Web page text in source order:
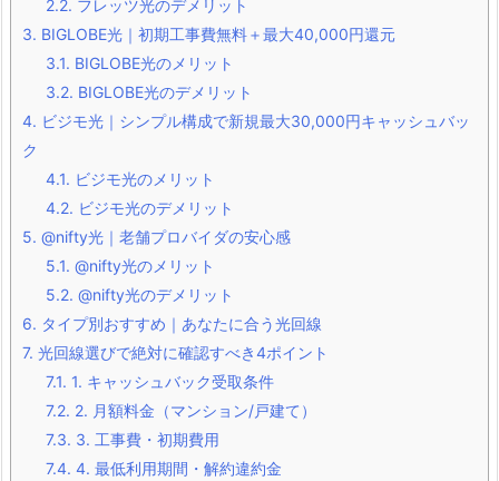
2.2. フレッツ光のデメリット
3. BIGLOBE光｜初期工事費無料＋最大40,000円還元
3.1. BIGLOBE光のメリット
3.2. BIGLOBE光のデメリット
4. ビジモ光｜シンプル構成で新規最大30,000円キャッシュバッ
ク
4.1. ビジモ光のメリット
4.2. ビジモ光のデメリット
5. @nifty光｜老舗プロバイダの安心感
5.1. @nifty光のメリット
5.2. @nifty光のデメリット
6. タイプ別おすすめ｜あなたに合う光回線
7. 光回線選びで絶対に確認すべき4ポイント
7.1. 1. キャッシュバック受取条件
7.2. 2. 月額料金（マンション/戸建て）
7.3. 3. 工事費・初期費用
7.4. 4. 最低利用期間・解約違約金